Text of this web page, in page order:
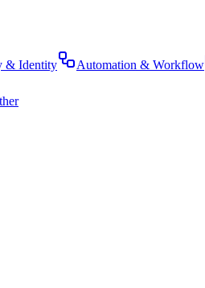
& Identity Automation & Workflow